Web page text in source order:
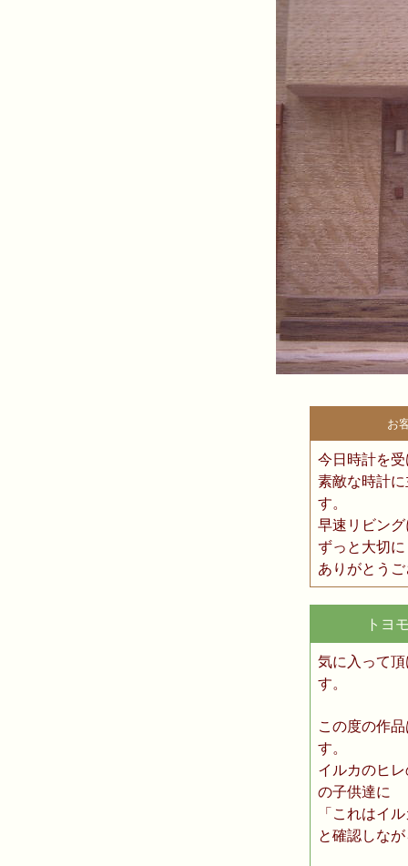
お
今日時計を
素敵な時計
す。
早速リビン
ずっと大切
ありがとう
トヨ
気に入って
す。
この度の作
す。
イルカのヒ
の子供達に
「これはイ
と確認しな